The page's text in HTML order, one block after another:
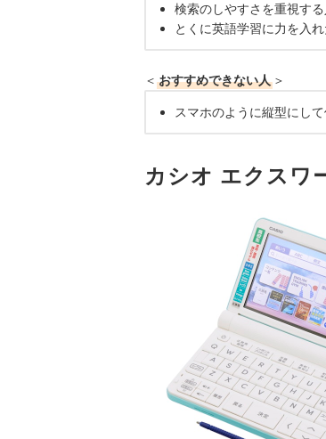
検索のしやすさを重視する
とくに英語学習に力を入れ
＜ おすすめできない人 ＞
スマホのように縦型にし
カシオ エクスワ